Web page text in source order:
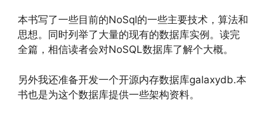
本书写了一些目前的NoSql的一些主要技术，算法和
思想。同时列举了大量的现有的数据库实例。读完
全篇，相信读者会对NoSQL数据库了解个大概。
另外我还准备开发一个开源内存数据库galaxydb.本
书也是为这个数据库提供一些架构资料。